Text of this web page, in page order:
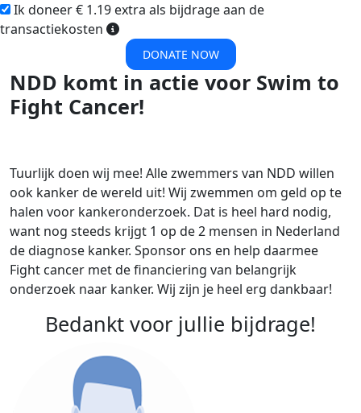
Ik doneer € 1.19 extra als bijdrage aan de
transactiekosten
DONATE NOW
NDD komt in actie voor Swim to
Fight Cancer!
Tuurlijk doen wij mee! Alle zwemmers van NDD willen
ook kanker de wereld uit! Wij zwemmen om geld op te
halen voor kankeronderzoek. Dat is heel hard nodig,
want nog steeds krijgt 1 op de 2 mensen in Nederland
de diagnose kanker. Sponsor ons en help daarmee
Fight cancer met de financiering van belangrijk
onderzoek naar kanker. Wij zijn je heel erg dankbaar!
Bedankt voor jullie bijdrage!